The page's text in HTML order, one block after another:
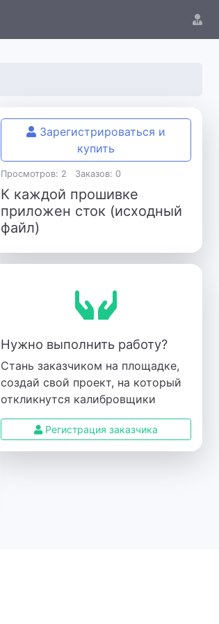
Зарегистрироваться и
купить
Просмотров: 2 Заказов: 0
К каждой прошивке
приложен сток (исходный
файл)
Нужно выполнить работу?
Стань заказчиком на площадке,
создай свой проект, на который
откликнутся калибровщики
Регистрация заказчика